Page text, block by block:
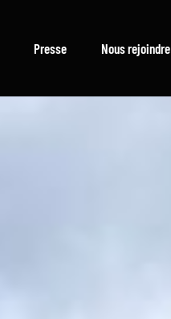
Presse Nous rejoindre